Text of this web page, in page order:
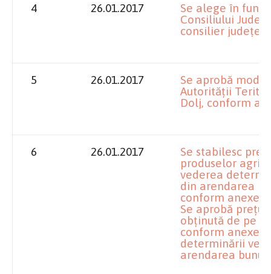
4 26.01.2017
Se alege în
Consiliului
consilier
5 26.01.2017
Se aprobă
Autorităţii
Dolj, conform
6 26.01.2017
Se stabilesc
produselor
vederea
din arendarea
conform anexei
Se aprobă
obţinută de pe
conform anexei
determinării
arendarea